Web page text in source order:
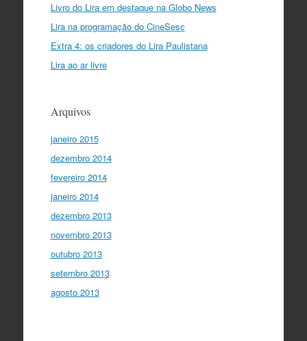
Livro do Lira em destaque na Globo News
Lira na programação do CineSesc
Extra 4: os criadores do Lira Paulistana
Lira ao ar livre
Arquivos
janeiro 2015
dezembro 2014
fevereiro 2014
janeiro 2014
dezembro 2013
novembro 2013
outubro 2013
setembro 2013
agosto 2013